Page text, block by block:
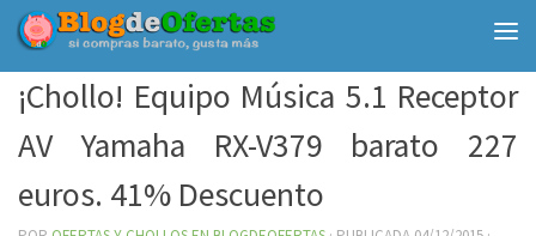
Debajo del contenido
¡Chollo! Equipo Música 5.1 Receptor
AV Yamaha RX-V379 barato 227
euros. 41% Descuento